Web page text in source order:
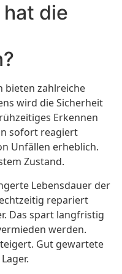
die
bieten zahlreiche
wird die Sicherheit
Erkennen
sofort reagiert
Unfällen erheblich.
Zustand.
Lebensdauer der
repariert
Das spart langfristig
werden.
Gut gewartete